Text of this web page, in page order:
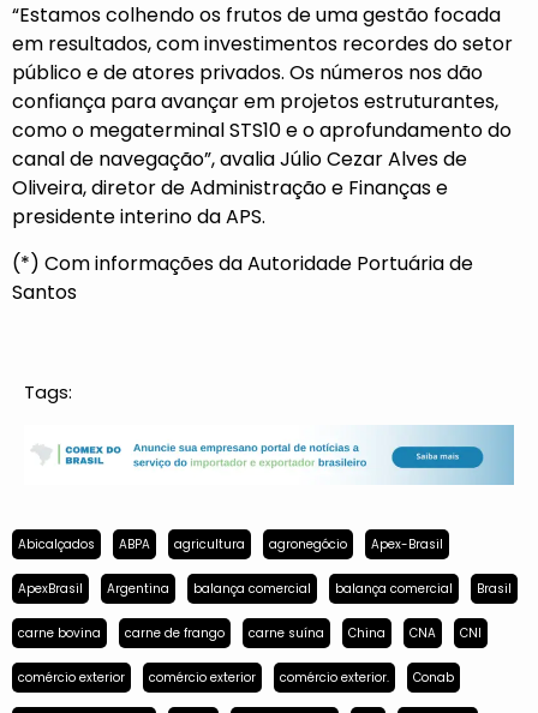
“Estamos colhendo os frutos de uma gestão focada
em resultados, com investimentos recordes do setor
público e de atores privados. Os números nos dão
confiança para avançar em projetos estruturantes,
como o megaterminal STS10 e o aprofundamento do
canal de navegação”, avalia Júlio Cezar Alves de
Oliveira, diretor de Administração e Finanças e
presidente interino da APS.
(*) Com informações da Autoridade Portuária de
Santos
Tags:
Abicalçados ABPA agricultura agronegócio Apex-Brasil
ApexBrasil Argentina balança comercial balança comercial Brasil
carne bovina carne de frango carne suína China CNA CNI
comércio exterior comércio exterior comércio exterior. Conab